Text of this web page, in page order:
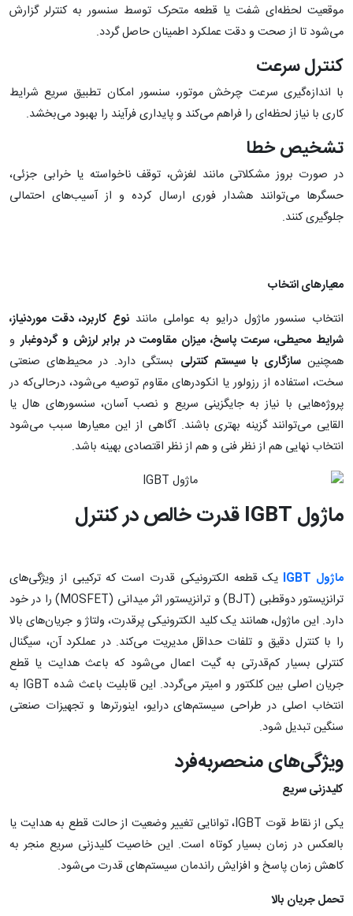
موقعیت لحظه‌ای شفت یا قطعه متحرک توسط سنسور به کنترلر گزارش
می‌شود تا از صحت و دقت عملکرد اطمینان حاصل گردد.
کنترل سرعت
با اندازه‌گیری سرعت چرخش موتور، سنسور امکان تطبیق سریع شرایط
کاری با نیاز لحظه‌ای را فراهم می‌کند و پایداری فرآیند را بهبود می‌بخشد.
تشخیص خطا
در صورت بروز مشکلاتی مانند لغزش، توقف ناخواسته یا خرابی جزئی،
حسگرها می‌توانند هشدار فوری ارسال کرده و از آسیب‌های احتمالی
جلوگیری کنند.
معیارهای انتخاب
انتخاب سنسور ماژول درایو به عواملی مانند نوع کاربرد، دقت موردنیاز،
شرایط محیطی، سرعت پاسخ، میزان مقاومت در برابر لرزش و گردوغبارو
همچنینسازگاری با سیستم کنترلی بستگی دارد. در محیط‌های صنعتی
سخت، استفاده از رزولور یا انکودرهای مقاوم توصیه می‌شود، درحالی‌که در
پروژه‌هایی با نیاز به جایگزینی سریع و نصب آسان، سنسورهای هال یا
القایی می‌توانند گزینه بهتری باشند. آگاهی از این معیارها سبب می‌شود
انتخاب نهایی هم از نظر فنی و هم از نظر اقتصادی بهینه باشد.
ماژولIGBTقدرت خالص در کنترل
ماژول IGBT یک قطعه الکترونیکی قدرت است که ترکیبی از ویژگی‌های
ترانزیستور دوقطبی (BJT) و ترانزیستور اثر میدانی (MOSFET) را در خود
دارد. این ماژول، همانند یک کلید الکترونیکی پرقدرت، ولتاژ و جریان‌های بالا
را با کنترل دقیق و تلفات حداقل مدیریت می‌کند. در عملکرد آن، سیگنال
کنترلی بسیار کم‌قدرتی به گیت اعمال می‌شود که باعث هدایت یا قطع
جریان اصلی بین کلکتور و امیتر می‌گردد. این قابلیت باعث شده IGBT به
انتخاب اصلی در طراحی سیستم‌های درایو، اینورترها و تجهیزات صنعتی
سنگین تبدیل شود.
ویژگی‌های منحصربه‌فرد
کلیدزنی سریع
یکی از نقاط قوت IGBT، توانایی تغییر وضعیت از حالت قطع به هدایت یا
بالعکس در زمان بسیار کوتاه است. این خاصیت کلیدزنی سریع منجر به
کاهش زمان پاسخ و افزایش راندمان سیستم‌های قدرت می‌شود.
تحمل جریان بالا